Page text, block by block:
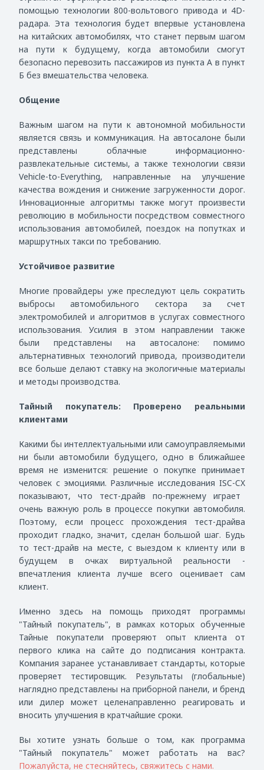
помощью технологии 800-вольтового привода и 4D-
радара. Эта технология будет впервые установлена
на китайских автомобилях, что станет первым шагом
на пути к будущему, когда автомобили смогут
безопасно перевозить пассажиров из пункта А в пункт
Б без вмешательства человека.
Общение
Важным шагом на пути к автономной мобильности
является связь и коммуникация. На автосалоне были
представлены облачные информационно-
развлекательные системы, а также технологии связи
Vehicle-to-Everything, направленные на улучшение
качества вождения и снижение загруженности дорог.
Инновационные алгоритмы также могут произвести
революцию в мобильности посредством совместного
использования автомобилей, поездок на попутках и
маршрутных такси по требованию.
Устойчивое развитие
Многие провайдеры уже преследуют цель сократить
выбросы автомобильного сектора за счет
электромобилей и алгоритмов в услугах совместного
использования. Усилия в этом направлении также
были представлены на автосалоне: помимо
альтернативных технологий привода, производители
все больше делают ставку на экологичные материалы
и методы производства.
Тайный покупатель: Проверено реальными
клиентами
Какими бы интеллектуальными или самоуправляемыми
ни были автомобили будущего, одно в ближайшее
время не изменится: решение о покупке принимает
человек с эмоциями. Различные исследования ISC-CX
показывают, что тест-драйв по-прежнему играет
очень важную роль в процессе покупки автомобиля.
Поэтому, если процесс прохождения тест-драйва
проходит гладко, значит, сделан большой шаг. Будь
то тест-драйв на месте, с выездом к клиенту или в
будущем в очках виртуальной реальности -
впечатления клиента лучше всего оценивает сам
клиент.
Именно здесь на помощь приходят программы
"Тайный покупатель", в рамках которых обученные
Тайные покупатели проверяют опыт клиента от
первого клика на сайте до подписания контракта.
Компания заранее устанавливает стандарты, которые
проверяет тестировщик. Результаты (глобальные)
наглядно представлены на приборной панели, и бренд
или дилер может целенаправленно реагировать и
вносить улучшения в кратчайшие сроки.
Вы хотите узнать больше о том, как программа
"Тайный покупатель" может работать на вас?
Пожалуйста, не стесняйтесь, свяжитесь с нами.